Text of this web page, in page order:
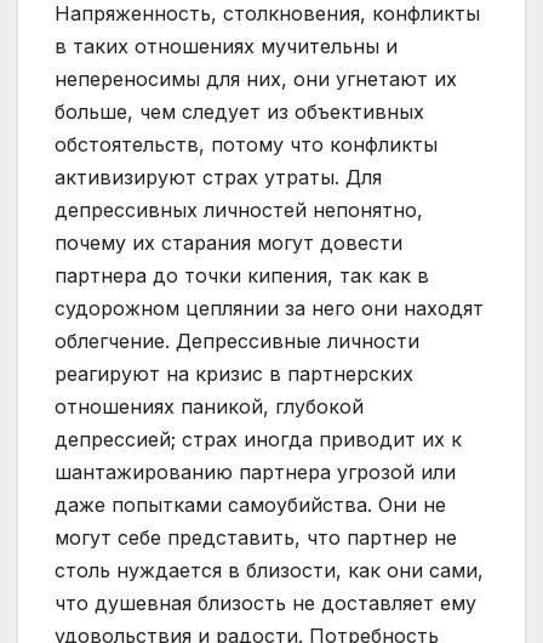
Напряженность, столкновения, конфликты
в таких отношениях мучительны и
непереносимы для них, они угнетают их
больше, чем следует из объективных
обстоятельств, потому что конфликты
активизируют страх утраты. Для
депрессивных личностей непонятно,
почему их старания могут довести
партнера до точки кипения, так как в
судорожном цеплянии за него они находят
облегчение. Депрессивные личности
реагируют на кризис в партнерских
отношениях паникой, глубокой
депрессией; страх иногда приводит их к
шантажированию партнера угрозой или
даже попытками самоубийства. Они не
могут себе представить, что партнер не
столь нуждается в близости, как они сами,
что душевная близость не доставляет ему
удовольствия и радости. Потребность